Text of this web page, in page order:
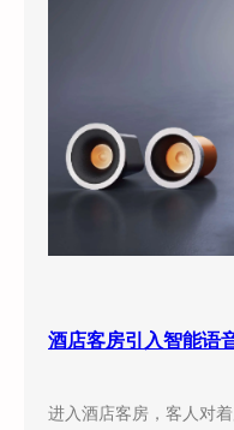
进入酒店客房，客人对